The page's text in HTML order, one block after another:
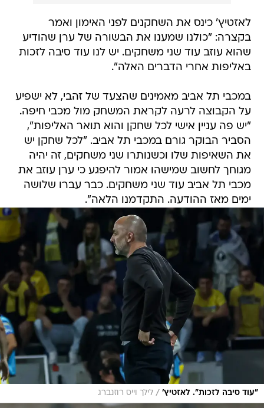
לאזטיץ' כינס את השחקנים לפני האימון ואמר
בקצרה: "כולנו שמענו את הבשורה של ערן שהודיע
שהוא עוזב עוד שני משחקים. יש לנו עוד סיבה לזכות
באליפות אחרי הדברים האלה".
במכבי תל אביב מאמינים שהצעד של זהבי, לא ישפיע
על הקבוצה לרעה לקראת המשחק מול מכבי חיפה.
"יש פה עניין אישי לכל שחקן והוא תואר האליפות",
הסביר הבוקר גורם במכבי תל אביב. "לכל שחקן יש
את השאיפות שלו וכשנותרו שני משחקים, זה יהיה
מגוחך לחשוב שמישהו אמור להיפגע כי ערן עוזב את
מכבי תל אביב עוד שני משחקים. כבר עברו שלושה
ימים מאז ההודעה. התקדמנו הלאה".
"עוד סיבה לזכות". לאזטיץ' / לילך וייס רוזנברג